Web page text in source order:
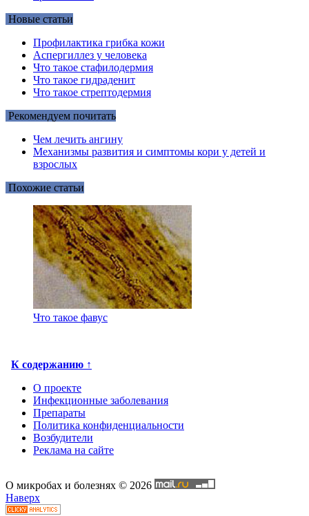
Новые статьи
Профилактика грибка кожи
Аспергиллез у человека
Что такое стафилодермия
Что такое гидраденит
Что такое стрептодермия
Рекомендуем почитать
Чем лечить ангину
Механизмы развития и симптомы кори у детей и
взрослых
Похожие статьи
Что такое фавус
К содержанию ↑
О проекте
Инфекционные заболевания
Препараты
Политика конфиденциальности
Возбудители
Реклама на сайте
О микробах и болезнях © 2026
Наверх